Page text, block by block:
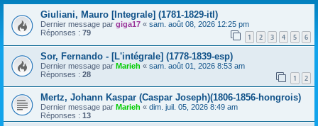
Giuliani, Mauro [Integrale] (1781-1829-itl)
Dernier message par giga17 « sam. août 08, 2026 12:25 pm
Réponses : 79 1 2 3 4 5 6
Sor, Fernando - [L'intégrale] (1778-1839-esp)
Dernier message par Marieh « sam. août 01, 2026 8:53 am
Réponses : 28 1 2
Mertz, Johann Kaspar (Caspar Joseph)(1806-1856-hongrois)
Dernier message par Marieh « dim. juil. 05, 2026 8:49 am
Réponses : 13